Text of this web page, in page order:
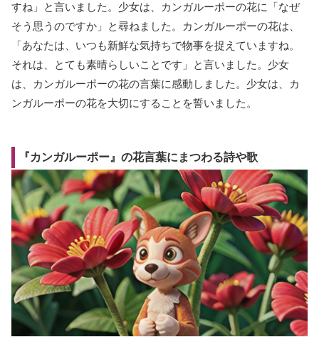
すね」と言いました。少女は、カンガルーポーの花に「なぜ
そう思うのですか」と尋ねました。カンガルーポーの花は、
「あなたは、いつも新鮮な気持ちで物事を捉えていますね。
それは、とても素晴らしいことです」と言いました。少女
は、カンガルーポーの花の言葉に感動しました。少女は、カ
ンガルーポーの花を大切にすることを誓いました。
『カンガルーポー』の花言葉にまつわる詩や歌